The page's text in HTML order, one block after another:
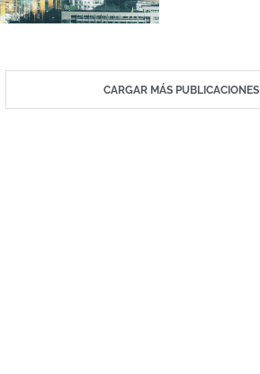
CARGAR MÁS PUBLICACIONES